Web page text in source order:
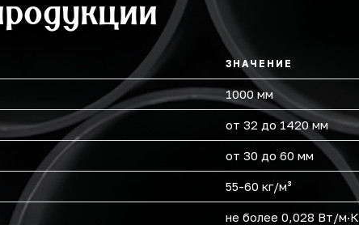
ЗНАЧЕНИЕ
1000 мм
от 32 до 1420 мм
от 30 до 60 мм
55-60 кг/м³
не более 0,028 Вт/м·К